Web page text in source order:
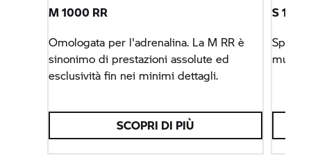
M 1000 RR
Omologata per l'adrenalina. La M RR è
sinonimo di prestazioni assolute ed
esclusività fin nei minimi dettagli.
SCOPRI DI PIÙ
S 1000